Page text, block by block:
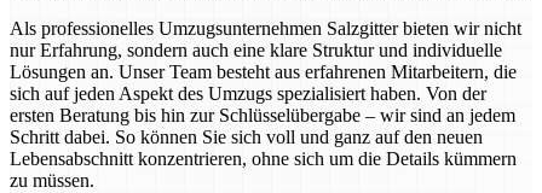
Als professionelles Umzugsunternehmen Salzgitter bieten wir nicht
nur Erfahrung, sondern auch eine klare Struktur und individuelle
Lösungen an. Unser Team besteht aus erfahrenen Mitarbeitern, die
sich auf jeden Aspekt des Umzugs spezialisiert haben. Von der
ersten Beratung bis hin zur Schlüsselübergabe – wir sind an jedem
Schritt dabei. So können Sie sich voll und ganz auf den neuen
Lebensabschnitt konzentrieren, ohne sich um die Details kümmern
zu müssen.